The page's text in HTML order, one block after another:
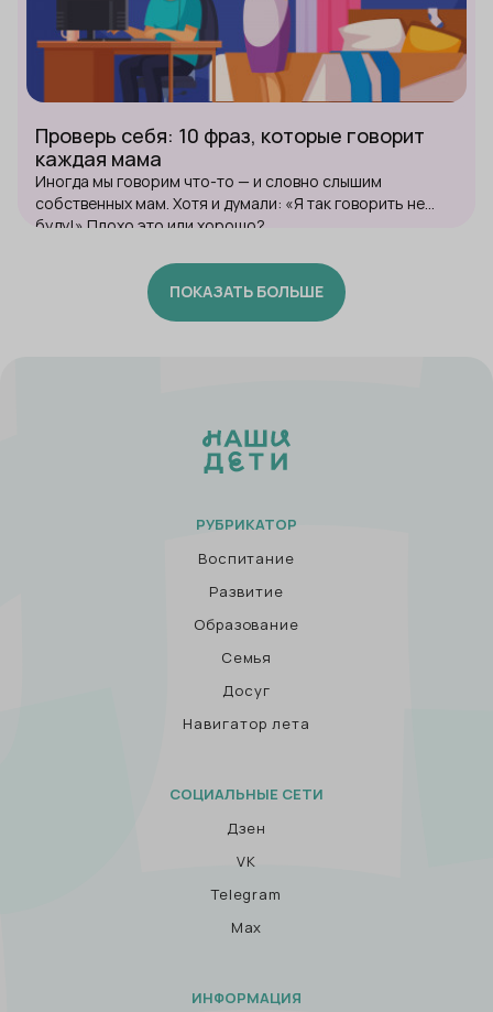
Проверь себя: 10 фраз, которые говорит
каждая мама
Иногда мы говорим что-то — и словно слышим
собственных мам. Хотя и думали: «Я так говорить не
буду!» Плохо это или хорошо?
ПОКАЗАТЬ БОЛЬШЕ
РУБРИКАТОР
Воспитание
Развитие
Образование
Семья
Досуг
Навигатор лета
СОЦИАЛЬНЫЕ СЕТИ
Дзен
VK
Telegram
Max
ИНФОРМАЦИЯ